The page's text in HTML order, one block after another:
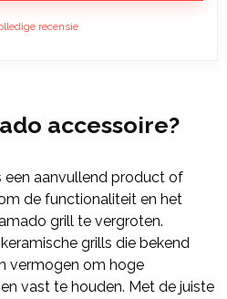
recensie
accessoire?
een aanvullend product of
de functionaliteit en het
grill te vergroten.
grills die bekend
vermogen om hoge
vast te houden. Met de juiste